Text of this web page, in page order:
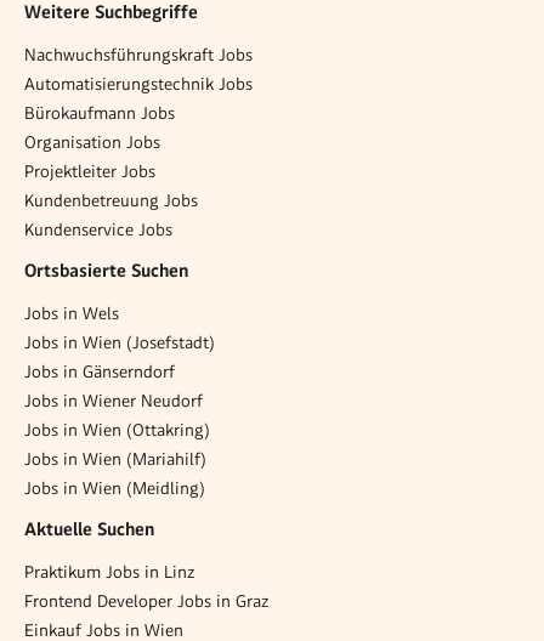
Weitere Suchbegriffe
Nachwuchsführungskraft Jobs
Automatisierungstechnik Jobs
Bürokaufmann Jobs
Organisation Jobs
Projektleiter Jobs
Kundenbetreuung Jobs
Kundenservice Jobs
Ortsbasierte Suchen
Jobs in Wels
Jobs in Wien (Josefstadt)
Jobs in Gänserndorf
Jobs in Wiener Neudorf
Jobs in Wien (Ottakring)
Jobs in Wien (Mariahilf)
Jobs in Wien (Meidling)
Aktuelle Suchen
Praktikum Jobs in Linz
Frontend Developer Jobs in Graz
Einkauf Jobs in Wien